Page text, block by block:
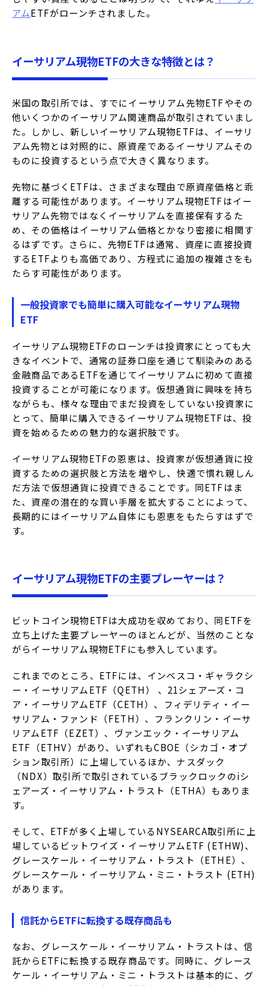
アムETFがローンチされました。
イーサリアム現物ETFの大きな特徴とは？
米国の取引所では、すでにイーサリアム先物ETFやその
他いくつかのイーサリアム関連商品が取引されていまし
た。しかし、新しいイーサリアム現物ETFは、イーサリ
アム先物とは対照的に、原資産であるイーサリアムその
ものに投資するという点で大きく異なります。
先物に基づくETFは、さまざまな理由で原資産価格と乖
離する可能性があります。イーサリアム現物ETFはイー
サリアム先物ではなくイーサリアムを直接保有するた
め、その価格はイーサリアム価格とかなり密接に相関す
るはずです。さらに、先物ETFは通常、資産に直接投資
するETFよりも高価であり、方程式に追加の複雑さをも
たらす可能性があります。
一般投資家でも簡単に購入可能なイーサリアム現物
ETF
イーサリアム現物ETFのローンチは投資家にとっても大
きなイベントで、通常の証券口座を通じて馴染みのある
金融商品であるETFを通じてイーサリアムに初めて直接
投資することが可能になります。仮想通貨に興味を持ち
ながらも、様々な理由でまだ投資をしていない投資家に
とって、簡単に購入できるイーサリアム現物ETFは、投
資を始めるための魅力的な選択肢です。
イーサリアム現物ETFの恩恵は、投資家が仮想通貨に投
資するための選択肢と方法を増やし、快適で慣れ親しん
だ方法で仮想通貨に投資できることです。同ETFはま
た、資産の潜在的な買い手層を拡大することによって、
長期的にはイーサリアム自体にも恩恵をもたらすはずで
す。
イーサリアム現物ETFの主要プレーヤーは？
ビットコイン現物ETFは大成功を収めており、同ETFを
立ち上げた主要プレーヤーのほとんどが、当然のことな
がらイーサリアム現物ETFにも参入しています。
これまでのところ、ETFには、インベスコ・ギャラクシ
ー・イーサリアムETF（QETH） 、21シェアーズ・コ
ア・イーサリアムETF（CETH）、フィデリティ・イー
サリアム・ファンド（FETH）、フランクリン・イーサ
リアムETF（EZET）、ヴァンエック・イーサリアム
ETF（ETHV）があり、いずれもCBOE（シカゴ・オプ
ション取引所）に上場しているほか、ナスダック
（NDX）取引所で取引されているブラックロックのiシ
ェアーズ・イーサリアム・トラスト（ETHA）もありま
す。
そして、ETFが多く上場しているNYSEARCA取引所に上
場しているビットワイズ・イーサリアムETF (ETHW)、
グレースケール・イーサリアム・トラスト（ETHE）、
グレースケール・イーサリアム・ミニ・トラスト (ETH)
があります。
信託からETFに転換する既存商品も
なお、グレースケール・イーサリアム・トラストは、信
託からETFに転換する既存商品です。同時に、グレース
ケール・イーサリアム・ミニ・トラストは基本的に、グ